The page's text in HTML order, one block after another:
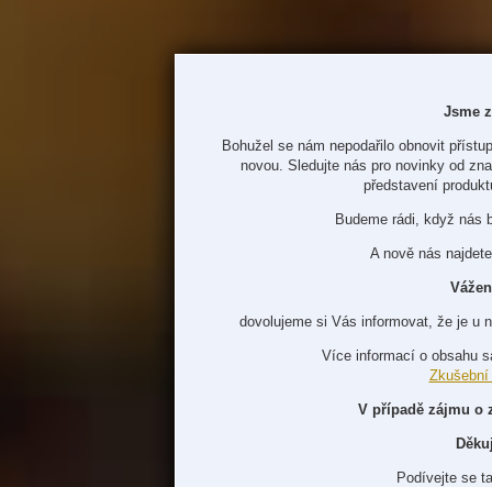
Jsme
Bohužel se nám nepodařilo obnovit
novou. Sledujte nás pro novinky od
představení
Budeme rádi, když nás
A nově nás
dovolujeme si Vás informovat, že je u
Více informací o obsahu
Zkušební
V případě zájmu o
Podívejte se